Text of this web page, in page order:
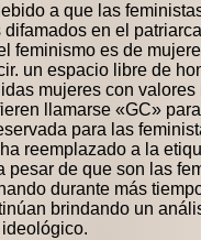
a que las
difamados en el
feminismo es de
un espacio libre de
mujeres con valores
llamarse «GC»
para las
reemplazado a la
pesar de que son las
durante más
brindando un